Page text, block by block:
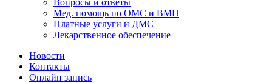
Вопросы и ответы
Мед. помощь по ОМС и ВМП
Платные услуги и ДМС
Лекарственное обеспечение
Новости
Контакты
Онлайн запись